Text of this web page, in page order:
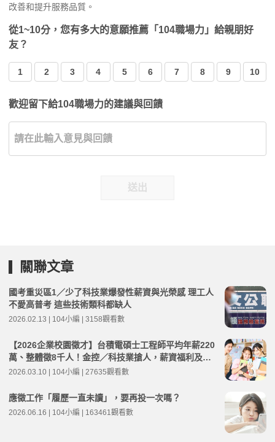
改善和提升服務品質。
從1~10分，您有多大的意願推薦「104職場力」給親朋好
友？
1 2 3 4 5 6 7 8 9 10
歡迎留下給104職場力的建議與回饋
送出
關聯文章
國考重災區1／少了科技業爆發性薪資與光榮感 理工人
不愛高普考 這些技術類科都缺人
2026.02.13 | 104小編 | 3158觀看數
【2026企業校園徵才】台積電碩士工程師平均年薪220
萬、整體徵8千人！金控／科技業搶人，薪資福利及MA
計畫盤點
2026.03.10 | 104小編 | 27635觀看數
應徵工作「履歷一直未讀」，要再投一次嗎？
2026.06.16 | 104小編 | 163461觀看數